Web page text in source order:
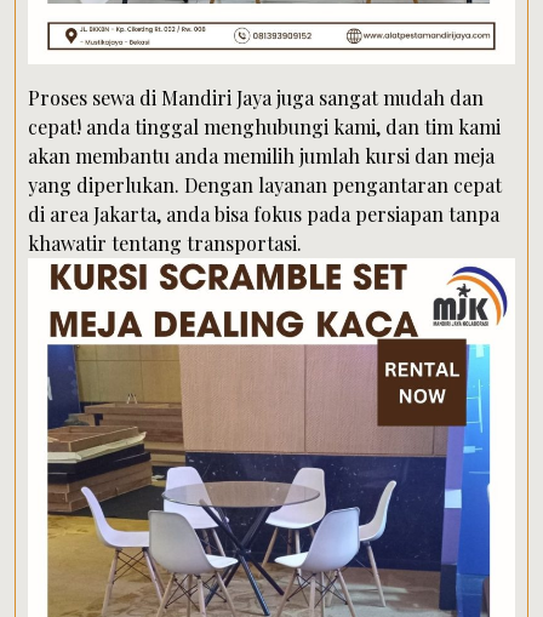
Proses sewa di Mandiri Jaya juga sangat mudah dan
cepat! anda tinggal menghubungi kami, dan tim kami
akan membantu anda memilih jumlah kursi dan meja
yang diperlukan. Dengan layanan pengantaran cepat
di area Jakarta, anda bisa fokus pada persiapan tanpa
khawatir tentang transportasi.